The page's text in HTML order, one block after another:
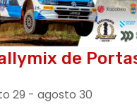
de
29 - agosto 30